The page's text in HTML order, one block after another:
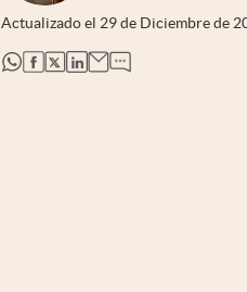
Actualizado el 29 de Diciembre de
abre en nueva pestaña
abre en nueva pestaña
abre en nueva pestaña
abre en nueva pestaña